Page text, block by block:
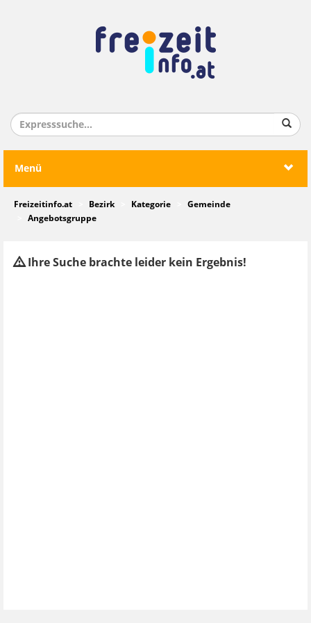
Menü
Freizeitinfo.at Bezirk Kategorie
Gemeinde
Angebotsgruppe
Ihre Suche brachte leider kein Ergebnis!